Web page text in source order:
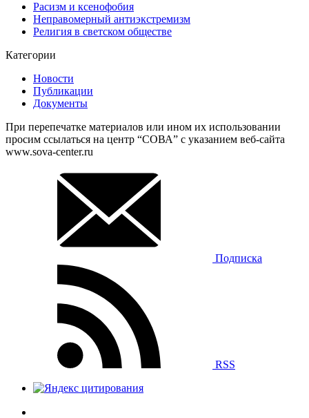
Расизм и ксенофобия
Неправомерный антиэкстремизм
Религия в светском обществе
Категории
Новости
Публикации
Документы
При перепечатке материалов или ином их использовании
просим ссылаться на центр “СОВА” с указанием веб-сайта
www.sova-center.ru
Подписка
RSS